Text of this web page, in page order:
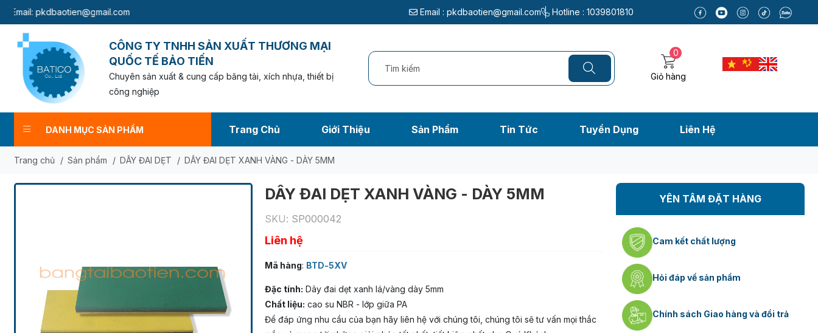
pkdbaotien@gmail.com Email : pkdbaotien@gmail.com Hotline : 1039801810
CÔNG TY TNHH SẢN XUẤT THƯƠNG MẠI
QUỐC TẾ BẢO TIẾN
Chuyên sản xuất & cung cấp băng tải, xích nhựa, thiết bị
công nghiệp
0
Giỏ hàng
DANH MỤC SẢN PHẨM Trang Chủ Giới Thiệu Sản Phẩm Tin Tức Tuyển Dụng Liên Hệ
Trang chủ / Sản phẩm / DÂY ĐAI DẸT / DÂY ĐAI DẸT XANH VÀNG - DÀY 5MM
DÂY ĐAI DẸT XANH VÀNG - DÀY 5MM
SKU: SP000042
Liên hệ
Mã hàng: BTD-5XV
Đặc tính: Dây đai dẹt xanh lá/vàng dày 5mm
Chất liệu: cao su NBR - lớp giữa PA
Để đáp ứng nhu cầu của bạn hãy liên hệ với chúng tôi, chúng tôi sẽ tư vấn mọi thắc
YÊN TÂM ĐẶT HÀNG
Cam kết chất lượng
Hỏi đáp về sản phẩm
Chính sách Giao hàng và đổi trả